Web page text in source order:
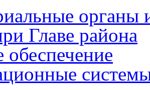
органы
Главе района
обеспечение